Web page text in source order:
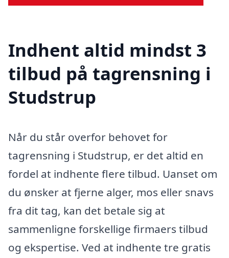
Indhent altid mindst 3
tilbud på tagrensning i
Studstrup
Når du står overfor behovet for
tagrensning i Studstrup, er det altid en
fordel at indhente flere tilbud. Uanset om
du ønsker at fjerne alger, mos eller snavs
fra dit tag, kan det betale sig at
sammenligne forskellige firmaers tilbud
og ekspertise. Ved at indhente tre gratis